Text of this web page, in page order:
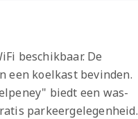
beschikbaar. De
een koelkast bevinden.
biedt een was-
parkeergelegenheid.